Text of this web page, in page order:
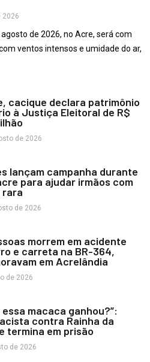
2026
de 2026, no Acre, será com
ventos intensos e umidade do ar,
cacique declara patrimônio
à Justiça Eleitoral de R$
de 2026
lançam campanha durante
para ajudar irmãos com
rara
de 2026
morrem em acidente
e carreta na BR-364,
em Acrelândia
de 2026
essa macaca ganhou?”:
contra Rainha da
termina em prisão
de 2026